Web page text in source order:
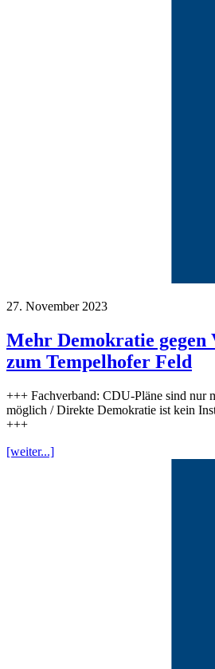
27. November 2023
Mehr Demokratie gegen
zum Tempelhofer Feld
+++ Fachverband: CDU-Pläne sind nur
möglich / Direkte Demokratie ist kein
+++
[weiter...]